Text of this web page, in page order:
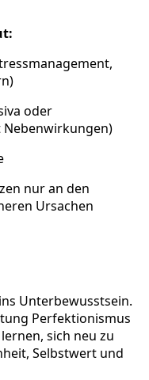
oder
nur an den
Ursachen
Unterbewusstsein.
Perfektionismus
sich neu zu
Selbstwert und